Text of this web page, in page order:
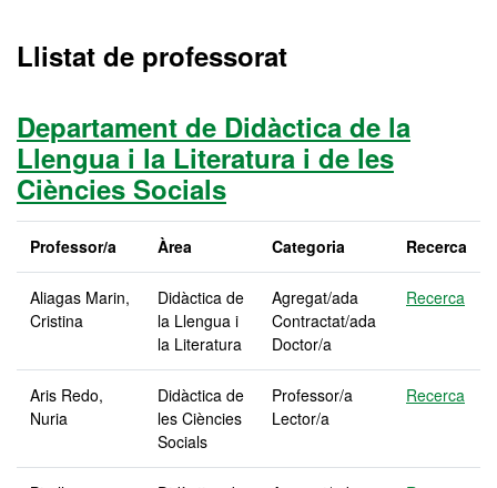
Llistat de professorat
Departament de Didàctica de la
Llengua i la Literatura i de les
Ciències Socials
Professor/a Àrea Categoria Recerca
Aliagas Marin,
Cristina
Didàctica de
la Llengua i
la Literatura
Agregat/ada
Contractat/ada
Doctor/a
Recerca
Aris Redo,
Nuria
Didàctica de
les Ciències
Socials
Professor/a
Lector/a
Recerca